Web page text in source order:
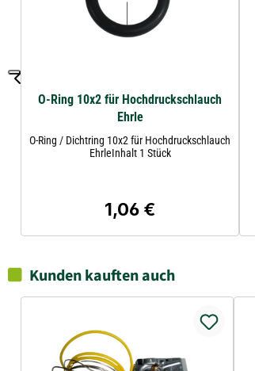
O-Ring 10x2 für Hochdruckschlauch
Ehrle
O-Ring / Dichtring 10x2 für Hochdruckschlauch
EhrleInhalt 1 Stück
Regulärer Preis:
1,06 €
Kunden kauften auch